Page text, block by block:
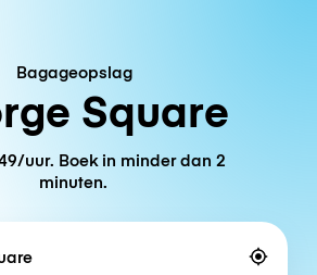
Bagageopslag
Square
uur. Boek in minder dan 2
minuten.